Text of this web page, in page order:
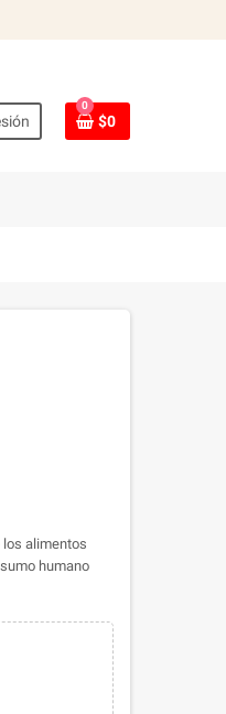
0
$0
los alimentos
humano